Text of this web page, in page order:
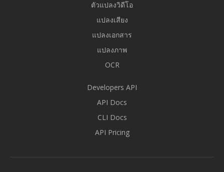
ตัวแปลงวิดีโอ
แปลงเสียง
แปลงเอกสาร
แปลงภาพ
OCR
Developers API
API Docs
CLI Docs
API Pricing